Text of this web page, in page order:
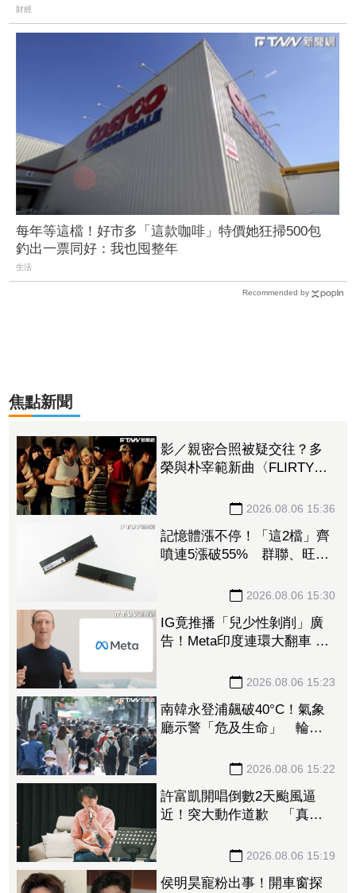
財經
每年等這檔！好市多「這款咖啡」特價她狂掃500包
釣出一票同好：我也囤整年
生活
Recommended by
焦點新聞
影／親密合照被疑交往？多
榮與朴宰範新曲〈FLIRTY〉
2026.08.06 15:36
記憶體漲不停！「這2檔」齊
噴連5漲破55% 群聯、旺
2026.08.06 15:30
IG竟推播「兒少性剝削」廣
告！Meta印度連環大翻車 傳
2026.08.06 15:23
南韓永登浦飆破40°C！氣象
廳示警「危及生命」 輪椅
2026.08.06 15:22
許富凱開唱倒數2天颱風逼
近！突大動作道歉 「真的
2026.08.06 15:19
侯明昊寵粉出事！開車窗探